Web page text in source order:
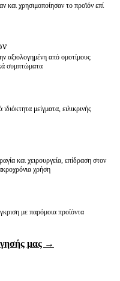
χρησιμοποίησαν το προϊόν επί
αξιολογημένη από ομοτίμους
συμπτώματα
μείγματα, ειλικρινής
και χειρουργεία, επίδραση στον
χρήση
με παρόμοια προϊόντα
μας →